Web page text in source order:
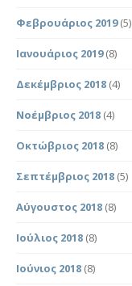
Φεβρουάριος 2019(5)
Ιανουάριος 2019(8)
Δεκέμβριος 2018 (4)
Νοέμβριος 2018 (4)
Οκτώβριος 2018 (8)
Σεπτέμβριος 2018 (5)
Αύγουστος 2018 (8)
Ιούλιος 2018 (8)
Ιούνιος 2018 (8)